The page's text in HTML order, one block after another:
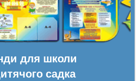
для школи
садка